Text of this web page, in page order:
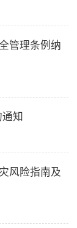
管理条例纳
知
风险指南及